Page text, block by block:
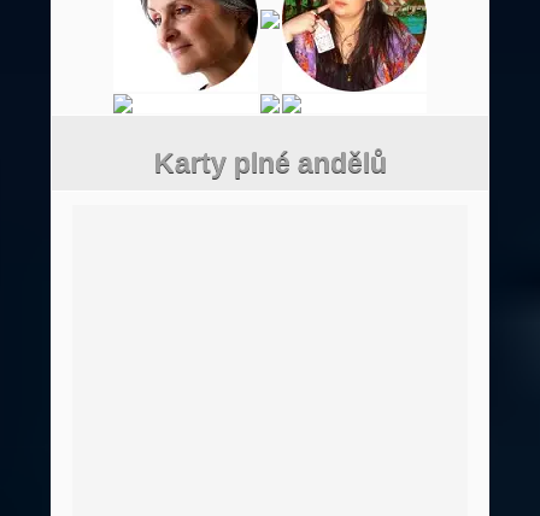
Karty plné andělů